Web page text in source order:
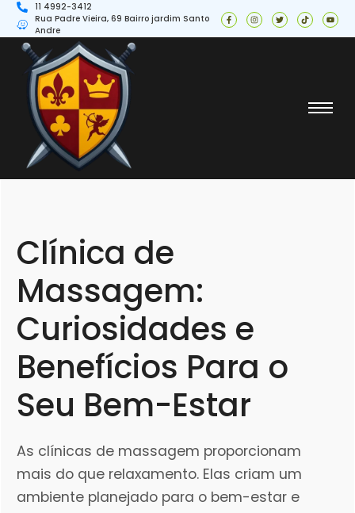
11 4992-3412
Rua Padre Vieira, 69 Bairro jardim Santo
Andre
Clínica de
Massagem:
Curiosidades e
Benefícios Para o
Seu Bem-Estar
As clínicas de massagem proporcionam
mais do que relaxamento. Elas criam um
ambiente planejado para o bem-estar e